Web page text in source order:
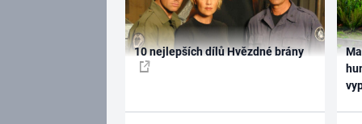
10 nejlepších dílů Hvězdné brány